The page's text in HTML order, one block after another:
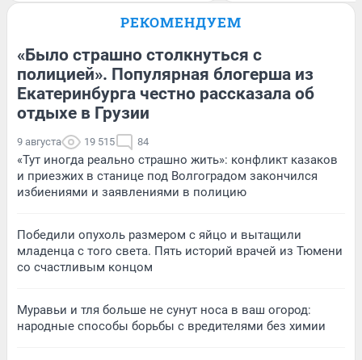
РЕКОМЕНДУЕМ
«Было страшно столкнуться с
полицией». Популярная блогерша из
Екатеринбурга честно рассказала об
отдыхе в Грузии
9 августа 19 515 84
«Тут иногда реально страшно жить»: конфликт казаков
и приезжих в станице под Волгоградом закончился
избиениями и заявлениями в полицию
Победили опухоль размером с яйцо и вытащили
младенца с того света. Пять историй врачей из Тюмени
со счастливым концом
Муравьи и тля больше не сунут носа в ваш огород:
народные способы борьбы с вредителями без химии